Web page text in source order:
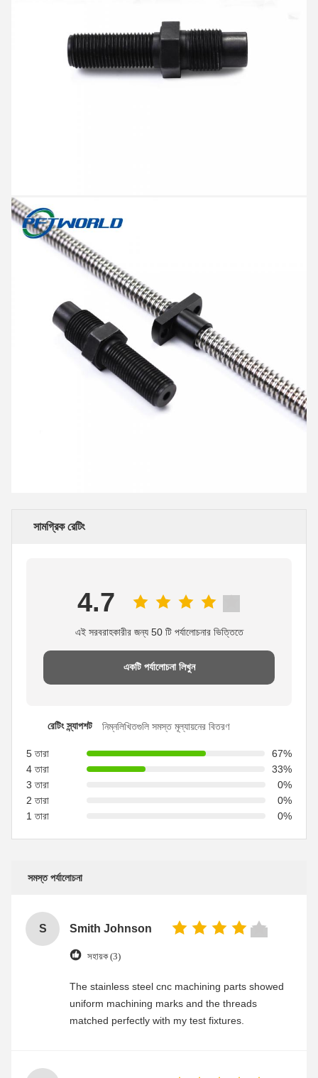
সামগ্রিক রেটিং
4.7
এই সরবরাহকারীর জন্য 50 টি পর্যালোচনার ভিত্তিতে
একটি পর্যালোচনা লিখুন
রেটিং স্ন্যাপশট নিম্নলিখিতগুলি সমস্ত মূল্যায়নের বিতরণ
5 তারা
67%
4 তারা
33%
3 তারা
0%
2 তারা
0%
1 তারা
0%
সমস্ত পর্যালোচনা
S Smith Johnson
সহায়ক (3)
The stainless steel cnc machining parts showed
uniform machining marks and the threads
matched perfectly with my test fixtures.